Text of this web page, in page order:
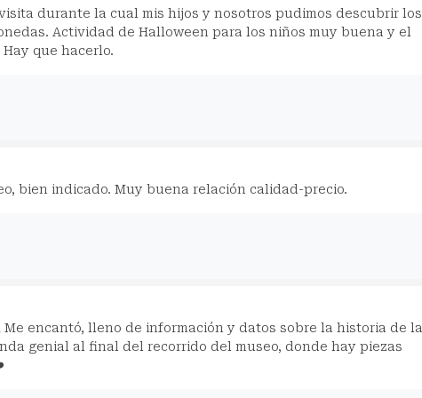
durante la cual mis hijos y nosotros pudimos descubrir los
Actividad de Halloween para los niños muy buena y el
que hacerlo.
bien indicado. Muy buena relación calidad-precio.
Me encantó, lleno de información y datos sobre la historia de la
genial al final del recorrido del museo, donde hay piezas